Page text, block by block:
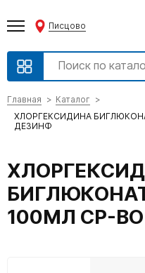
Писцово
Главная
Каталог
ХЛОРГЕКСИДИНА
ДЕЗИНФ
100МЛ СР-